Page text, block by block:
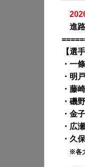
進
【選
・一
・明
・
・磯
・金
・広
・久
※各